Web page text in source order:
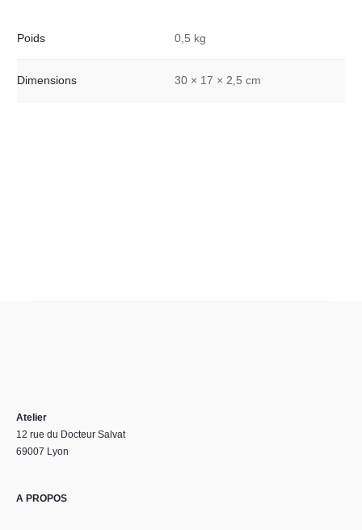
Poids 0,5 kg
Dimensions 30 × 17 × 2,5 cm
Atelier
12 rue du Docteur Salvat
69007 Lyon
A PROPOS